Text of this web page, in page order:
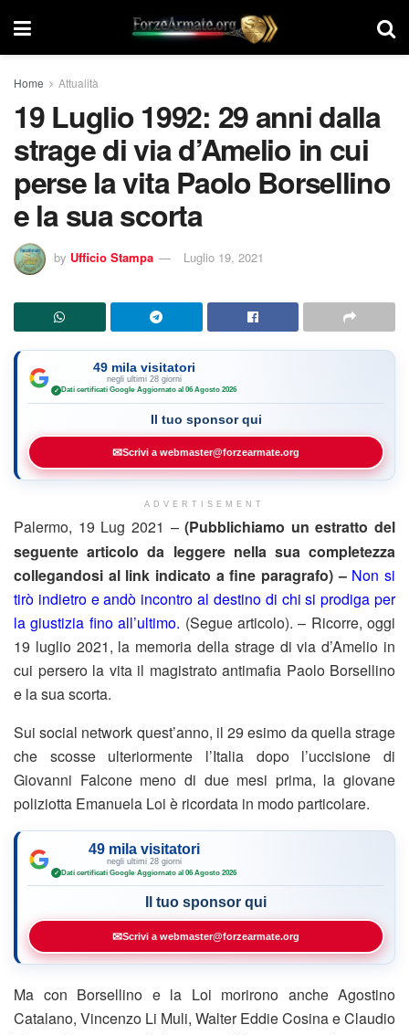
Home Attualità
19 Luglio 1992: 29 anni dalla
strage di via d’Amelio in cui
perse la vita Paolo Borsellino
e la sua scorta
by Ufficio Stampa Luglio 19, 2021
49 mila visitatori
negli ultimi 28 giorni
✓ Dati certificati Google·Aggiornato al 06 Agosto 2026
Il tuo sponsor qui
✉Scrivi a webmaster@forzearmate.org
ADVERTISEMENT
Palermo, 19 Lug 2021 –(Pubblichiamo un estratto del
seguente articolo da leggere nella sua completezza
collegandosi al link indicato a fine paragrafo) – Non si
tirò indietro e andò incontro al destino di chi si prodiga per
la giustizia fino all’ultimo. (Segue articolo). – Ricorre, oggi
19 luglio 2021, la memoria della strage di via d’Amelio in
cui persero la vita il magistrato antimafia Paolo Borsellino
e la sua scorta.
Sui social network quest’anno, il 29 esimo da quella strage
che scosse ulteriormente l’Italia dopo l’uccisione di
Giovanni Falcone meno di due mesi prima, la giovane
poliziotta Emanuela Loi è ricordata in modo particolare.
49 mila visitatori
negli ultimi 28 giorni
✓ Dati certificati Google·Aggiornato al 06 Agosto 2026
Il tuo sponsor qui
✉Scrivi a webmaster@forzearmate.org
Ma con Borsellino e la Loi morirono anche Agostino
Catalano, Vincenzo Li Muli, Walter Eddie Cosina e Claudio